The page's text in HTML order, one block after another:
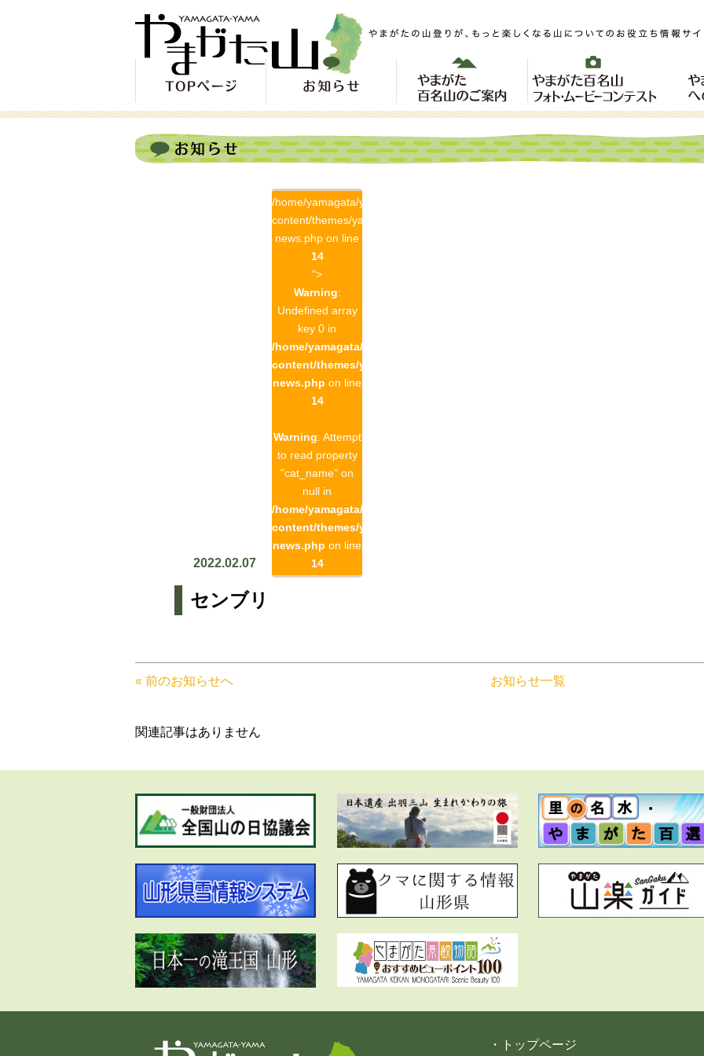
2022.02.07
/home/yamagata/yamagatayama.com/public_html/wp-
content/themes/yamagatayama/single-
news.php on line
14
">
Warning:
Undefined array
key 0 in
/home/yamagata/yamagatayama.com/public_html/wp-
content/themes/yamagatayama/single-
news.php on line
14
Warning: Attempt
to read property
"cat_name" on
null in
/home/yamagata/yamagatayama.com/public_html/wp-
content/themes/yamagatayama/single-
news.php on line
14
センブリ
« 前のお知らせへ お知らせ一覧
関連記事はありません
・トップページ